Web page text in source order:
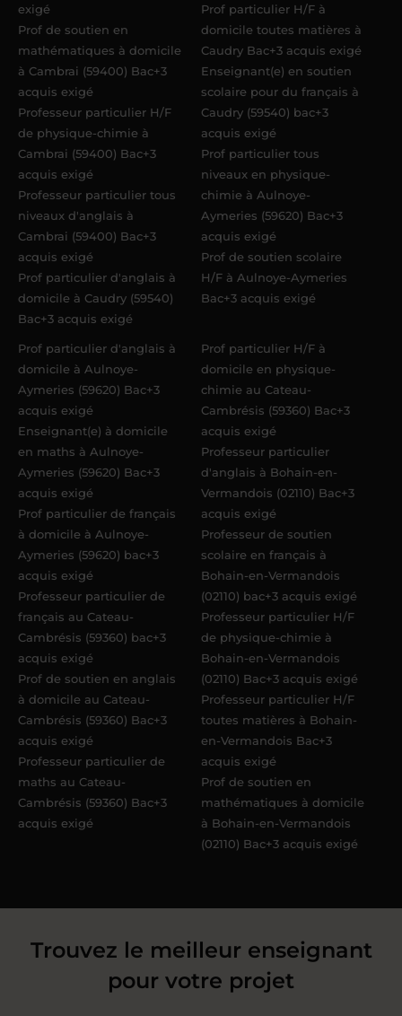
exigé
Prof de soutien en
mathématiques à domicile
à Cambrai (59400) Bac+3
acquis exigé
Professeur particulier H/F
de physique-chimie à
Cambrai (59400) Bac+3
acquis exigé
Professeur particulier tous
niveaux d'anglais à
Cambrai (59400) Bac+3
acquis exigé
Prof particulier d'anglais à
domicile à Caudry (59540)
Bac+3 acquis exigé
Prof particulier H/F à
domicile toutes matières à
Caudry Bac+3 acquis exigé
Enseignant(e) en soutien
scolaire pour du français à
Caudry (59540) bac+3
acquis exigé
Prof particulier tous
niveaux en physique-
chimie à Aulnoye-
Aymeries (59620) Bac+3
acquis exigé
Prof de soutien scolaire
H/F à Aulnoye-Aymeries
Bac+3 acquis exigé
Prof particulier d'anglais à
domicile à Aulnoye-
Aymeries (59620) Bac+3
acquis exigé
Enseignant(e) à domicile
en maths à Aulnoye-
Aymeries (59620) Bac+3
acquis exigé
Prof particulier de français
à domicile à Aulnoye-
Aymeries (59620) bac+3
acquis exigé
Professeur particulier de
français au Cateau-
Cambrésis (59360) bac+3
acquis exigé
Prof de soutien en anglais
à domicile au Cateau-
Cambrésis (59360) Bac+3
acquis exigé
Professeur particulier de
maths au Cateau-
Cambrésis (59360) Bac+3
acquis exigé
Prof particulier H/F à
domicile en physique-
chimie au Cateau-
Cambrésis (59360) Bac+3
acquis exigé
Professeur particulier
d'anglais à Bohain-en-
Vermandois (02110) Bac+3
acquis exigé
Professeur de soutien
scolaire en français à
Bohain-en-Vermandois
(02110) bac+3 acquis exigé
Professeur particulier H/F
de physique-chimie à
Bohain-en-Vermandois
(02110) Bac+3 acquis exigé
Professeur particulier H/F
toutes matières à Bohain-
en-Vermandois Bac+3
acquis exigé
Prof de soutien en
mathématiques à domicile
à Bohain-en-Vermandois
(02110) Bac+3 acquis exigé
Trouvez le meilleur enseignant
pour votre projet